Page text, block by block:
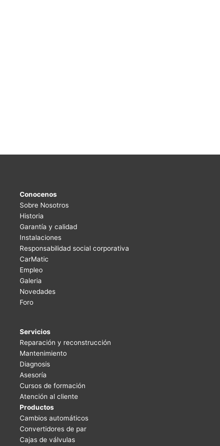
Conocenos
Sobre Nosotros
Historia
Garantía y calidad
Instalaciones
Responsabilidad social corporativa
CarMatic
Empleo
Galeria
Novedades
Foro
Servicios
Reparación y reconstrucción
Mantenimiento
Diagnosis
Asesoría
Cursos de formación
Atención al cliente
Productos
Cambios automáticos
Convertidores de par
Cajas de válvulas